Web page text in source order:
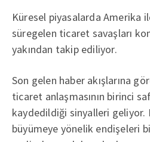
Küresel piyasalarda Amerika
süregelen ticaret savaşları
yakından takip ediliyor.
Son gelen haber akışlarına
ticaret anlaşmasının birinci
kaydedildiği sinyalleri geliyor.
büyümeye yönelik endişeleri